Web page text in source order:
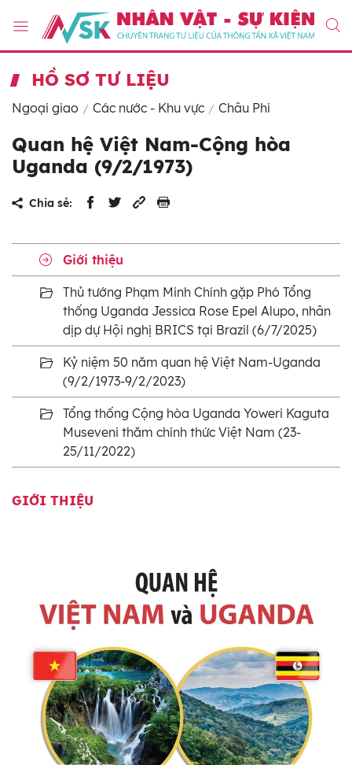
HỒ SƠ TƯ LIỆU
Ngoại giao Các nước - Khu vực Châu Phi
Quan hệ Việt Nam-Cộng hòa
Uganda (9/2/1973)
Chia sẻ:
Giới thiệu
Thủ tướng Phạm Minh Chính gặp Phó Tổng
thống Uganda Jessica Rose Epel Alupo, nhân
dịp dự Hội nghị BRICS tại Brazil (6/7/2025)
Kỷ niệm 50 năm quan hệ Việt Nam-Uganda
(9/2/1973-9/2/2023)
Tổng thống Cộng hòa Uganda Yoweri Kaguta
Museveni thăm chính thức Việt Nam (23-
25/11/2022)
GIỚI THIỆU